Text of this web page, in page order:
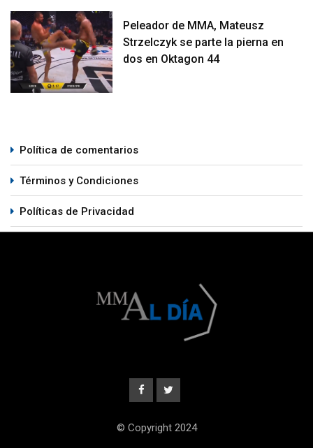
Peleador de MMA, Mateusz
Strzelczyk se parte la pierna en
dos en Oktagon 44
Política de comentarios
Términos y Condiciones
Políticas de Privacidad
© Copyright 2024